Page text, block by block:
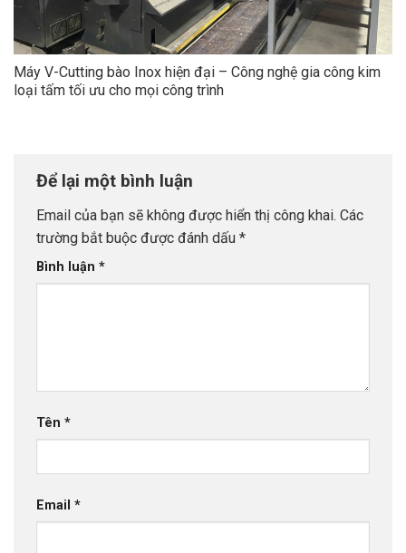
Máy V-Cutting bào Inox hiện đại – Công nghệ gia công kim
loại tấm tối ưu cho mọi công trình
Để lại một bình luận
Email của bạn sẽ không được hiển thị công khai. Các
trường bắt buộc được đánh dấu *
Bình luận *
Tên *
Email *